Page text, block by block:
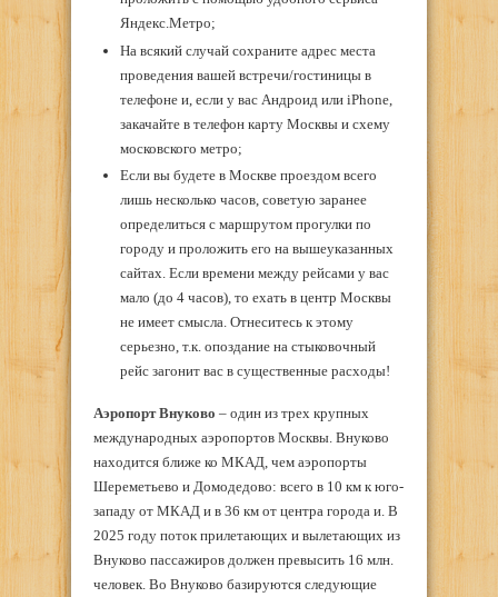
Яндекс.Метро;
На всякий случай сохраните адрес места
проведения вашей встречи/гостиницы в
телефоне и, если у вас Андроид или iPhone,
закачайте в телефон карту Москвы и схему
московского метро;
Если вы будете в Москве проездом всего
лишь несколько часов, советую заранее
определиться с маршрутом прогулки по
городу и проложить его на вышеуказанных
сайтах. Если времени между рейсами у вас
мало (до 4 часов), то ехать в центр Москвы
не имеет смысла. Отнеситесь к этому
серьезно, т.к. опоздание на стыковочный
рейс загонит вас в существенные расходы!
Аэропорт Внуково – один из трех крупных
международных аэропортов Москвы. Внуково
находится ближе ко МКАД, чем аэропорты
Шереметьево и Домодедово: всего в 10 км к юго-
западу от МКАД и в 36 км от центра города и. В
2025 году поток прилетающих и вылетающих из
Внуково пассажиров должен превысить 16 млн.
человек. Во Внуково базируются следующие